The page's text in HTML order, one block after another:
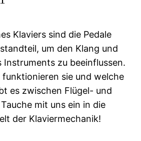
Klaviers sind die Pedale
um den Klang und
Instruments zu beeinflussen.
funktionieren sie und welche
es zwischen Flügel- und
mit uns ein in die
der Klaviermechanik!